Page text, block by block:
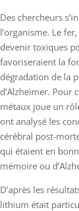
Des chercheurs
l’organisme. Le
devenir toxiques
favoriseraient la
dégradation de la
d’Alzheimer. Pour
métaux joue un
ont analysé les
cérébral post-
qui étaient en
mémoire ou
D’après les
lithium était